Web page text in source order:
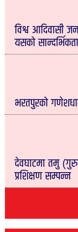
विश्व आदिवासी
यसको
भरतपुरको
देवघाटमा तमु
प्रशिक्षण सम्पन्न